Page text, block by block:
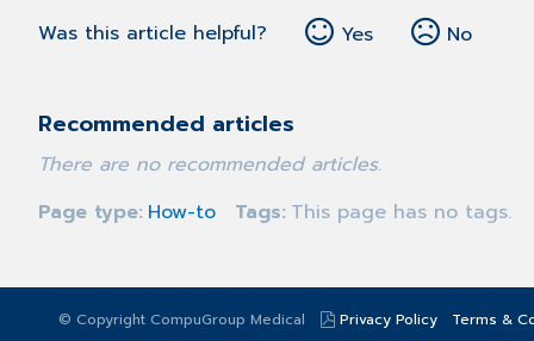
Was this article helpful? Yes No
Recommended articles
There are no recommended articles.
Page type How-to Tags This page has no tags.
© Copyright CompuGroup Medical Privacy Policy Terms &